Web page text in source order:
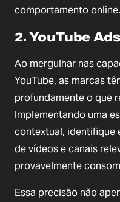
comportamento online.
2. YouTube Ads
Ao mergulhar nas
YouTube, as marcas
profundamente o que
Implementando uma
contextual, identifique
de vídeos e canais
provavelmente
Essa precisão não